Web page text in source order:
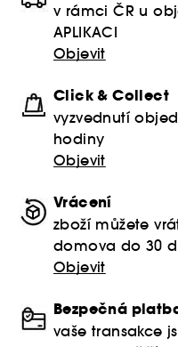
v rámci ČR u
APLIKACI
Objevit
Click & Collect
vyzvednutí
hodiny
Objevit
Vrácení
zboží můžete
domova do 30
Objevit
Bezpečná
vaše transakce